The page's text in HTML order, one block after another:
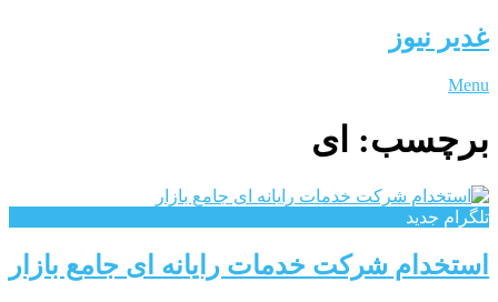
غدیر نیوز
Menu
برچسب: ای
تلگرام جدید
استخدام شرکت خدمات رایانه ای جامع بازار